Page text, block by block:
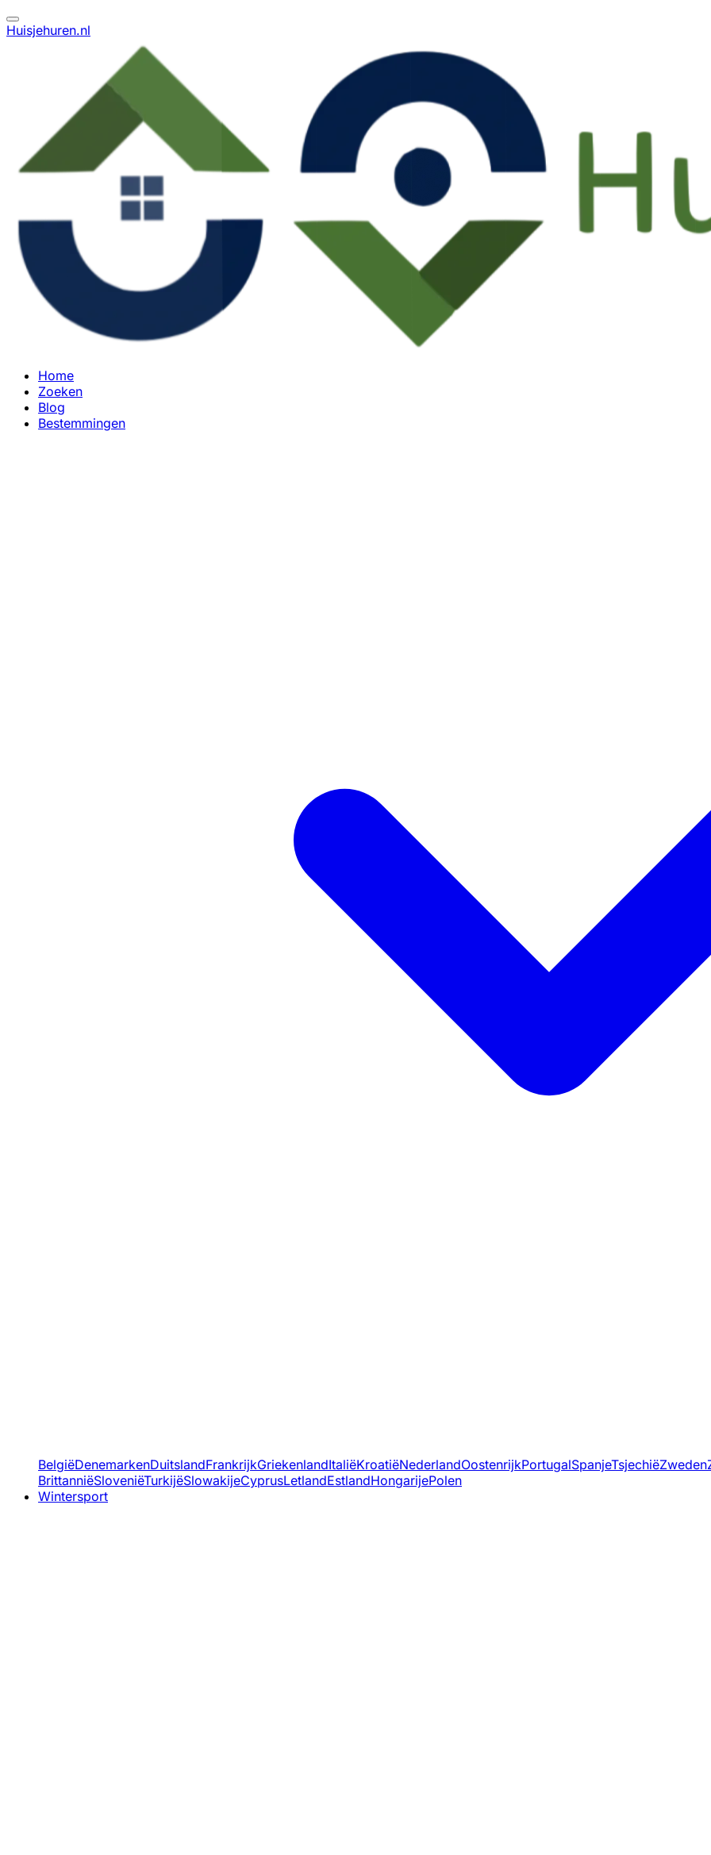
Huisjehuren.nl
Home
Zoeken
Blog
Bestemmingen
BelgiëDenemarkenDuitslandFrankrijkGriekenlandItaliëKroatiëNederlandOostenrijkPortugalSpanjeTsjechiëZweden
BrittanniëSloveniëTurkijëSlowakijeCyprusLetlandEstlandHongarijePolen
Wintersport